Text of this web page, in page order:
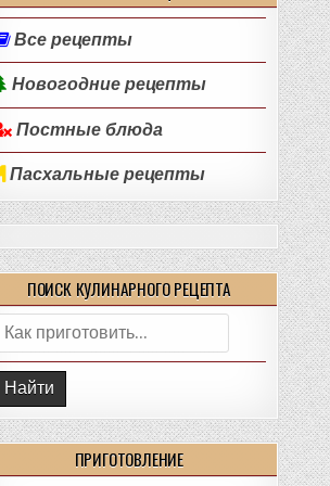
Все рецепты
Новогодние рецепты
Постные блюда
Пасхальные рецепты
ПОИСК КУЛИНАРНОГО РЕЦЕПТА
Поиск:
ПРИГОТОВЛЕНИЕ